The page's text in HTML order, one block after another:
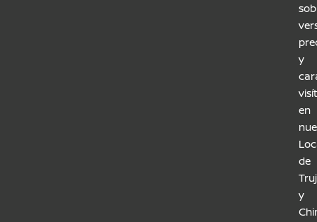
y
en
de
y